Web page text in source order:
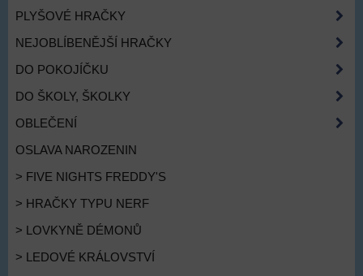
PLYŠOVÉ HRAČKY
NEJOBLÍBENĚJŠÍ HRAČKY
DO POKOJÍČKU
DO ŠKOLY, ŠKOLKY
OBLEČENÍ
OSLAVA NAROZENIN
> FIVE NIGHTS FREDDY'S
> HRAČKY TYPU NERF
> LOVKYNĚ DÉMONŮ
> LEDOVÉ KRÁLOVSTVÍ